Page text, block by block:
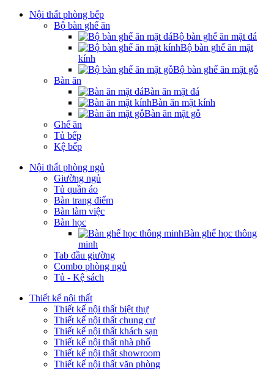
Nội thất phòng bếp
Bộ bàn ghế ăn
Bộ bàn ghế ăn mặt đá
Bộ bàn ghế ăn mặt
kính
Bộ bàn ghế ăn mặt gỗ
Bàn ăn
Bàn ăn mặt đá
Bàn ăn mặt kính
Bàn ăn mặt gỗ
Ghế ăn
Tủ bếp
Kệ bếp
Nội thất phòng ngủ
Giường ngủ
Tủ quần áo
Bàn trang điểm
Bàn làm việc
Bàn học
Bàn ghế học thông
minh
Tab đầu giường
Combo phòng ngủ
Tủ - Kệ sách
Thiết kế nội thất
Thiết kế nội thất biệt thự
Thiết kế nội thất chung cư
Thiết kế nội thất khách sạn
Thiết kế nội thất nhà phố
Thiết kế nội thất showroom
Thiết kế nội thất văn phòng